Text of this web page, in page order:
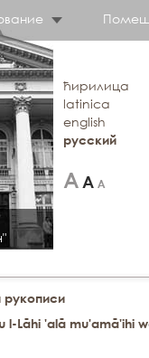
ћирилица
latinica
english
русский
рукописи
l-Lāhi 'alā